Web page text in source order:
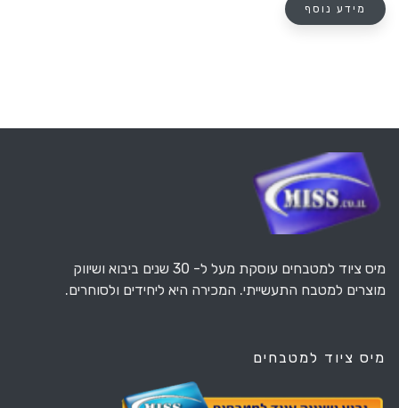
מידע נוסף
מיס ציוד למטבחים עוסקת מעל ל- 30 שנים ביבוא ושיווק
מוצרים למטבח התעשייתי. המכירה היא ליחידים ולסוחרים.
מיס ציוד למטבחים